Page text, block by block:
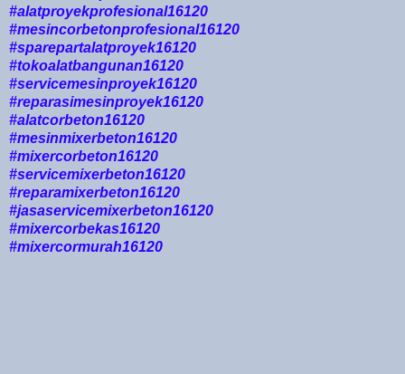
#alatproyekprofesional16120
#mesincorbetonprofesional16120
#sparepartalatproyek16120
#tokoalatbangunan16120
#servicemesinproyek16120
#reparasimesinproyek16120
#alatcorbeton16120
#mesinmixerbeton16120
#mixercorbeton16120
#servicemixerbeton16120
#reparamixerbeton16120
#jasaservicemixerbeton16120
#mixercorbekas16120
#mixercormurah16120